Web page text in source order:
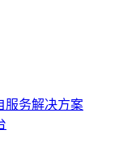
服务解决方案